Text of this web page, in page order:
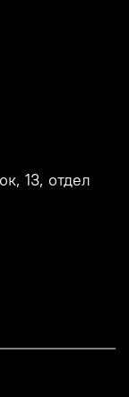
13, отдел